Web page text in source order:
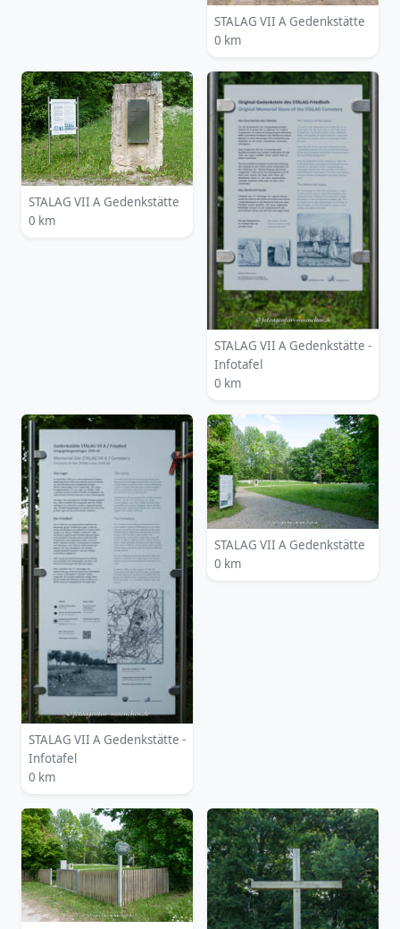
STALAG VII A Gedenkstätte
0 km
STALAG VII A Gedenkstätte
0 km
STALAG VII A Gedenkstätte -
Infotafel
0 km
STALAG VII A Gedenkstätte -
Infotafel
0 km
STALAG VII A Gedenkstätte
0 km